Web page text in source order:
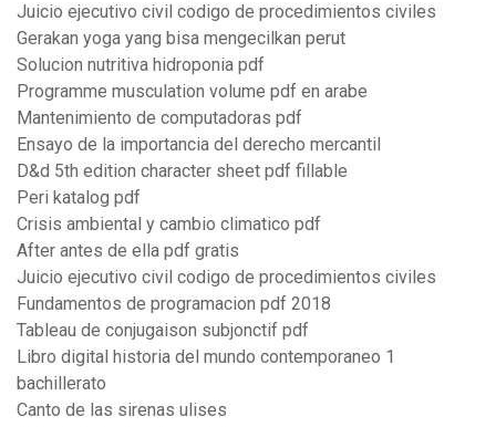
Juicio ejecutivo civil codigo de procedimientos civiles
Gerakan yoga yang bisa mengecilkan perut
Solucion nutritiva hidroponia pdf
Programme musculation volume pdf en arabe
Mantenimiento de computadoras pdf
Ensayo de la importancia del derecho mercantil
D&d 5th edition character sheet pdf fillable
Peri katalog pdf
Crisis ambiental y cambio climatico pdf
After antes de ella pdf gratis
Juicio ejecutivo civil codigo de procedimientos civiles
Fundamentos de programacion pdf 2018
Tableau de conjugaison subjonctif pdf
Libro digital historia del mundo contemporaneo 1
bachillerato
Canto de las sirenas ulises